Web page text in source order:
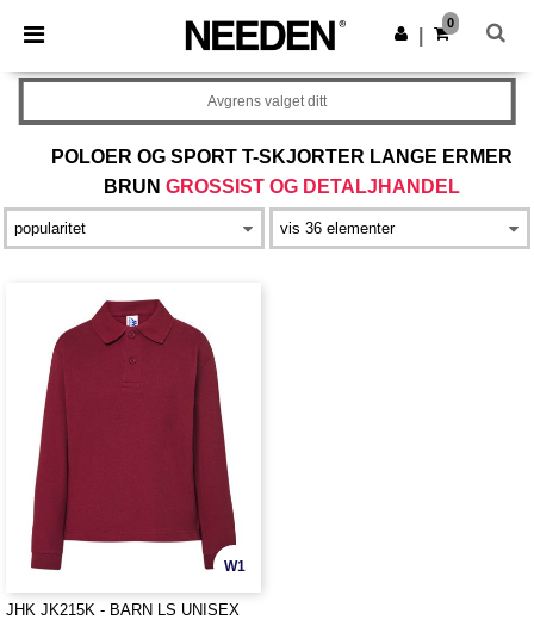
× Needen-app
Bedre priser i appen!
Last ned app
0
POLOER OG SPORT T-SKJORTER LANGE ERMER
BRUN GROSSIST OG DETALJHANDEL
Avgrens valget ditt
W1
JHK JK215K - BARN LS UNISEX